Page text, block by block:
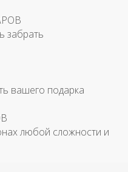
забрать
вашего подарка
любой сложности и